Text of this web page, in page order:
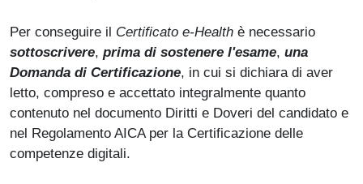
Per conseguire il Certificato e-Health è necessario
sottoscrivere, prima di sostenere l'esame, una
Domanda di Certificazione, in cui si dichiara di aver
letto, compreso e accettato integralmente quanto
contenuto nel documento Diritti e Doveri del candidato e
nel Regolamento AICA per la Certificazione delle
competenze digitali.